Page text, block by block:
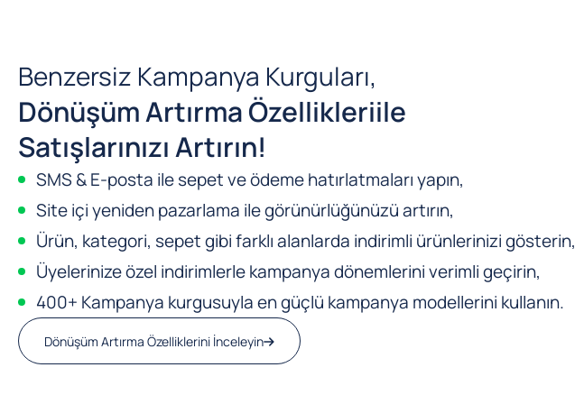
Benzersiz Kampanya Kurguları,
Dönüşüm Artırma Özellikleriile
Satışlarınızı Artırın!
SMS & E-posta ile sepet ve ödeme hatırlatmaları yapın,
Site içi yeniden pazarlama ile görünürlüğünüzü artırın,
Ürün, kategori, sepet gibi farklı alanlarda indirimli ürünlerinizi gösterin,
Üyelerinize özel indirimlerle kampanya dönemlerini verimli geçirin,
400+ Kampanya kurgusuyla en güçlü kampanya modellerini kullanın.
Dönüşüm Artırma Özelliklerini İnceleyin